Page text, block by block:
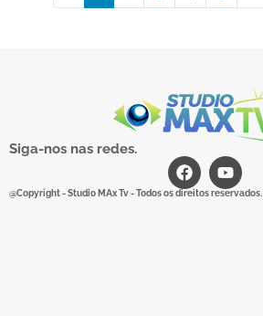
Siga-nos nas redes.
@Copyright - Studio MAx Tv - Todos os direitos reservados.